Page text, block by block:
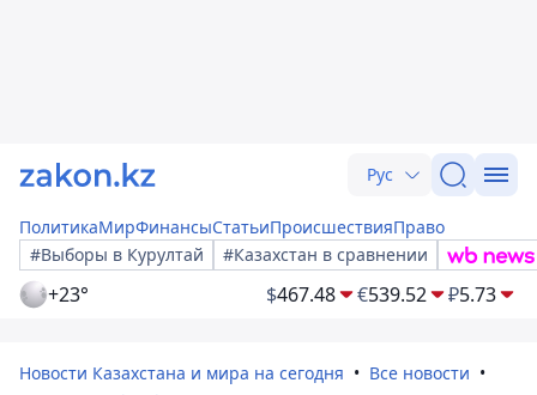
Рус
ПолитикаМирФинансыСтатьиПроисшествияПраво
#Выборы в Курултай
#Казахстан в сравнении
+23° $467.48 €539.52 ₽5.73
Новости Казахстана и мира на сегодня
Все новости